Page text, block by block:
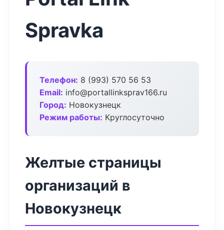
Spravka
Телефон: 8 (993) 570 56 53
Email: info@portallinksprav166.ru
Город: Новокузнецк
Режим работы: Круглосуточно
Желтые страницы
организаций в
Новокузнецк